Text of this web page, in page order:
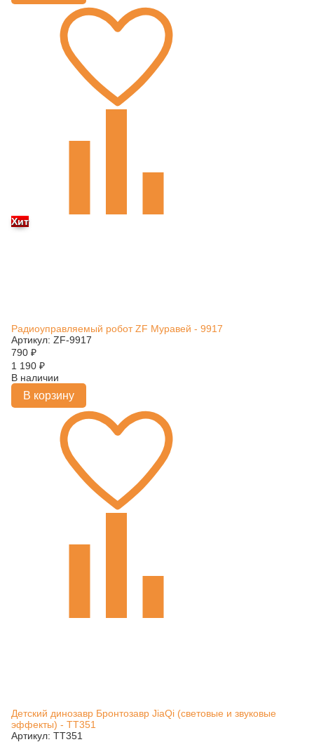
Хит
Радиоуправляемый робот ZF Муравей - 9917
Артикул: ZF-9917
790 ₽
1 190 ₽
В наличии
В корзину
Детский динозавр Бронтозавр JiaQi (световые и звуковые
эффекты) - TT351
Артикул: TT351